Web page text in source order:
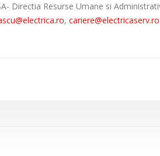
Directia Resurse Umane si
, cariere@electricaserv.ro